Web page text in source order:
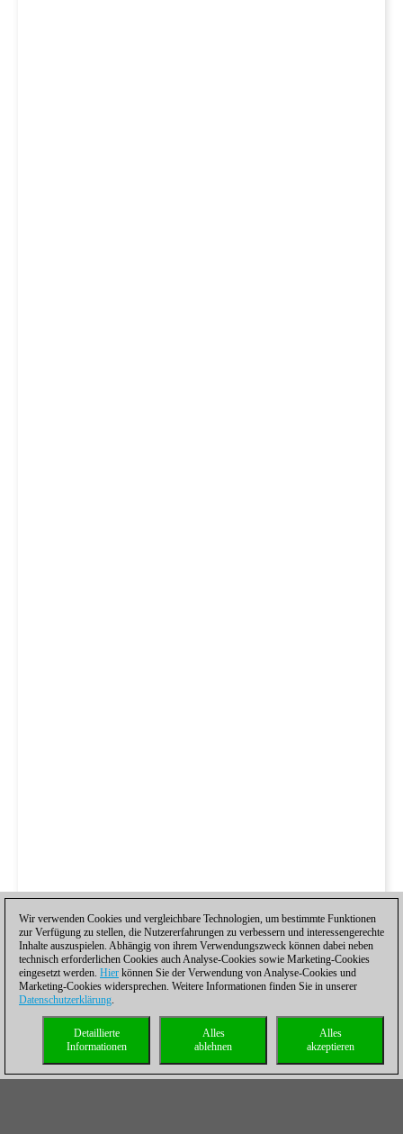
Wir verwenden Cookies und vergleichbare Technologien, um bestimmte Funktionen
zur Verfügung zu stellen, die Nutzererfahrungen zu verbessern und interessengerechte
Inhalte auszuspielen. Abhängig von ihrem Verwendungszweck können dabei neben
technisch erforderlichen Cookies auch Analyse-Cookies sowie Marketing-Cookies
eingesetzt werden. Hier können Sie der Verwendung von Analyse-Cookies und
Marketing-Cookies widersprechen. Weitere Informationen finden Sie in unserer
Datenschutzerklärung.
Alles
akzeptieren
Alles
ablehnen
Detaillierte
Informationen